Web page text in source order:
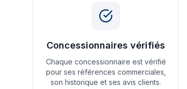
Concessionnaires vérifiés
Chaque concessionnaire est vérifié
pour ses références commerciales,
son historique et ses avis clients.